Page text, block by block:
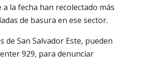
a la fecha han recolectado más
de basura en ese sector.
de San Salvador Este, pueden
929, para denunciar